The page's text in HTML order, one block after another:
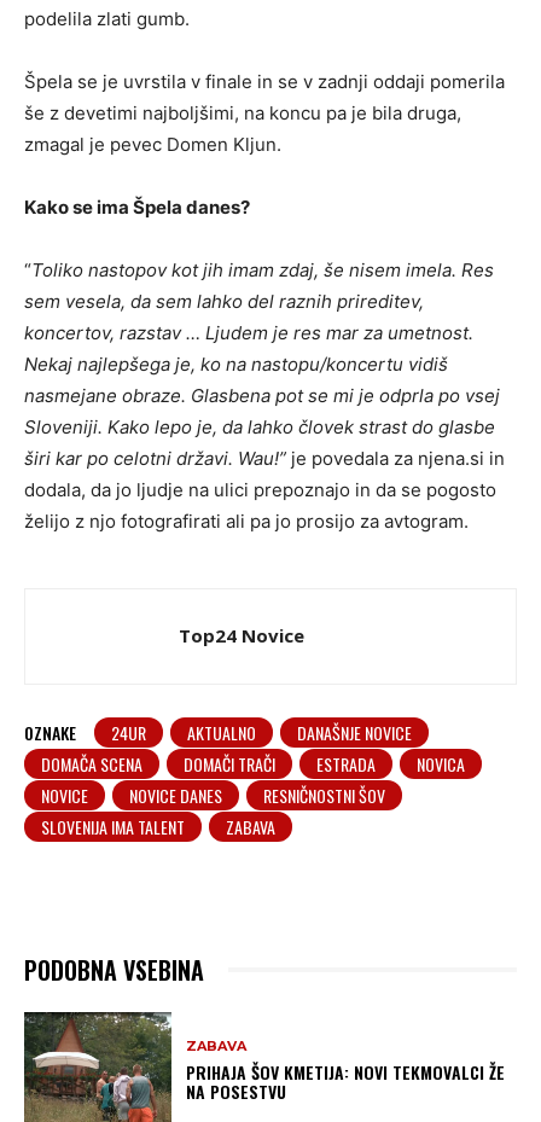
podelila zlati gumb.
Špela se je uvrstila v finale in se v zadnji oddaji pomerila
še z devetimi najboljšimi, na koncu pa je bila druga,
zmagal je pevec Domen Kljun.
Kako se ima Špela danes?
“Toliko nastopov kot jih imam zdaj, še nisem imela. Res
sem vesela, da sem lahko del raznih prireditev,
koncertov, razstav … Ljudem je res mar za umetnost.
Nekaj najlepšega je, ko na nastopu/koncertu vidiš
nasmejane obraze. Glasbena pot se mi je odprla po vsej
Sloveniji. Kako lepo je, da lahko človek strast do glasbe
širi kar po celotni državi. Wau!” je povedala za njena.si in
dodala, da jo ljudje na ulici prepoznajo in da se pogosto
želijo z njo fotografirati ali pa jo prosijo za avtogram.
Top24 Novice
OZNAKE 24UR AKTUALNO
DANAŠNJE NOVICE
DOMAČA SCENA
DOMAČI TRAČI ESTRADA
NOVICA
NOVICE
NOVICE DANES
RESNIČNOSTNI ŠOV
SLOVENIJA IMA TALENT
ZABAVA
PODOBNA VSEBINA
ZABAVA
PRIHAJA ŠOV KMETIJA: NOVI TEKMOVALCI ŽE
NA POSESTVU